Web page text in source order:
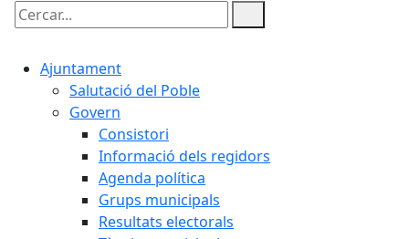
Cercar:
Ajuntament
Salutació del Poble
Govern
Consistori
Informació dels regidors
Agenda política
Grups municipals
Resultats electorals